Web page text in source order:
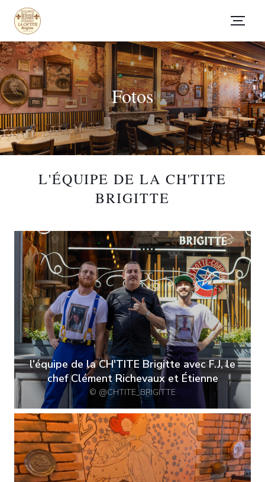
Fotos
L'ÉQUIPE DE LA CH'TITE
BRIGITTE
l'équipe de la CH'TITE Brigitte avec F.J, le
chef Clément Richevaux et Étienne
© @CHTITE_BRIGITTE